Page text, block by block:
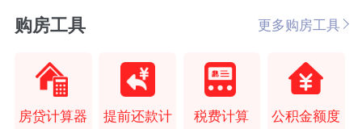
购房工具 更多购房工具
房贷计算器 提前还款计 税费计算 公积金额度